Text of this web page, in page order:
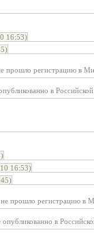
16:53)
прошло регистрацию в
в
16:53)
не прошло регистрацию
в